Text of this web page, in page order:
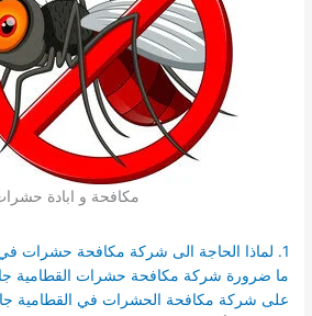
مكافحة و ابادة
على شركة مكافحة الحشرات في القطامية